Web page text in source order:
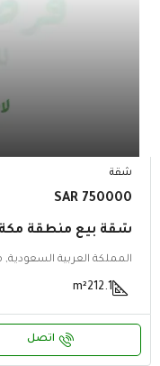
شقة
750000 SAR
شقة بيع منطقة مكة
212.1
m²
اتصل